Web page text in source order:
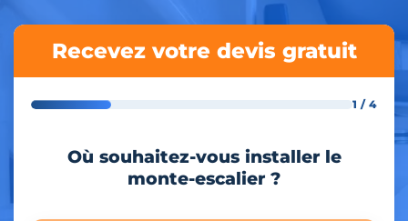
Recevez votre devis gratuit
1 / 4
Où souhaitez-vous installer le
monte-escalier ?